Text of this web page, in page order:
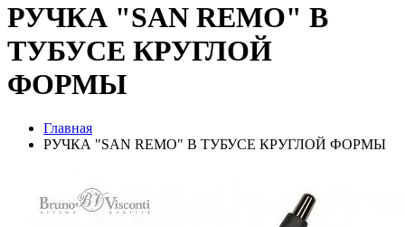
РУЧКА "SAN REMO" В
ТУБУСЕ КРУГЛОЙ
ФОРМЫ
Главная
РУЧКА "SAN REMO" В ТУБУСЕ КРУГЛОЙ ФОРМЫ